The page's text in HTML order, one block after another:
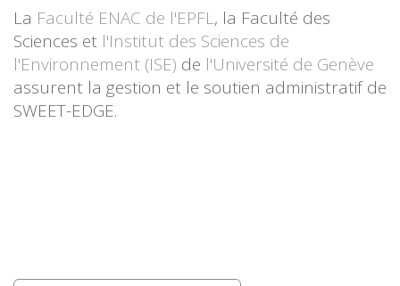
La Faculté ENAC de l'EPFL, la Faculté des
Sciences et l'Institut des Sciences de
l'Environnement (ISE) de l'Université de Genève
assurent la gestion et le soutien administratif de
SWEET-EDGE.